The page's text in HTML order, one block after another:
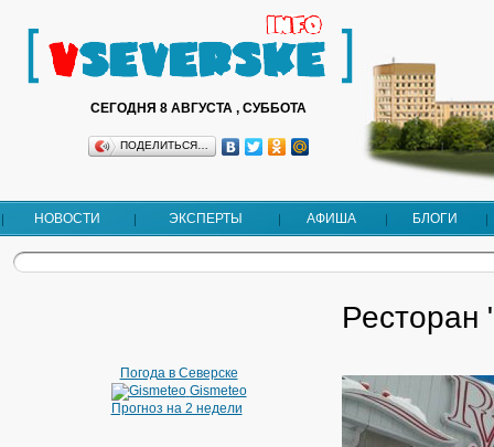
СЕГОДНЯ 8 АВГУСТА , СУББОТА
ПОДЕЛИТЬСЯ…
НОВОСТИ ЭКСПЕРТЫ АФИША БЛОГИ
Погода в Северске
Gismeteo
Прогноз на 2 недели
Ресторан